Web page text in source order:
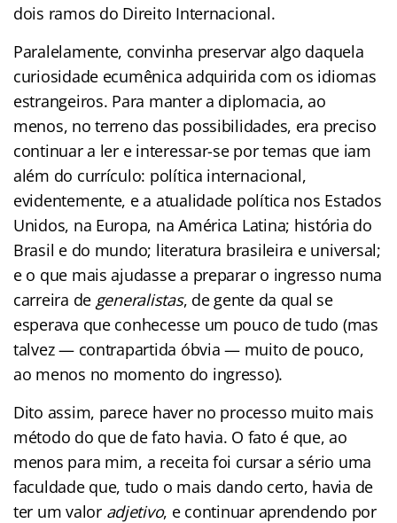
dois ramos do Direito Internacional.
Paralelamente, convinha preservar algo daquela
curiosidade ecumênica adquirida com os idiomas
estrangeiros. Para manter a diplomacia, ao
menos, no terreno das possibilidades, era preciso
continuar a ler e interessar-se por temas que iam
além do currículo: política internacional,
evidentemente, e a atualidade política nos Estados
Unidos, na Europa, na América Latina; história do
Brasil e do mundo; literatura brasileira e universal;
e o que mais ajudasse a preparar o ingresso numa
carreira de generalistas, de gente da qual se
esperava que conhecesse um pouco de tudo (mas
talvez — contrapartida óbvia — muito de pouco,
ao menos no momento do ingresso).
Dito assim, parece haver no processo muito mais
método do que de fato havia. O fato é que, ao
menos para mim, a receita foi cursar a sério uma
faculdade que, tudo o mais dando certo, havia de
ter um valor adjetivo, e continuar aprendendo por